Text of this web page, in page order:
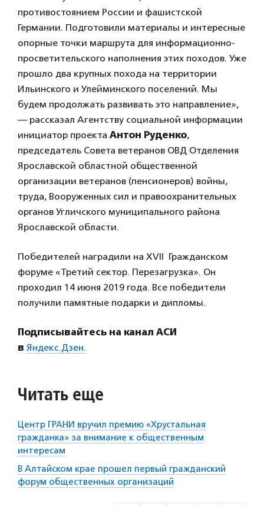
противостоянием России и фашистской
Германии. Подготовили материалы и интересные
опорные точки маршрута для информационно-
просветительского наполнения этих походов. Уже
прошло два крупных похода на территории
Ильинского и Улейминского поселений. Мы
будем продолжать развивать это направление»,
— рассказал Агентству социальной информации
инициатор проекта Антон Руденко,
председатель Совета ветеранов ОВД Отделения
Ярославской областной общественной
организации ветеранов (пенсионеров) войны,
труда, Вооруженных сил и правоохранительных
органов Угличского муниципального района
Ярославской области.
Победителей наградили на XVII Гражданском
форуме «Третий сектор. Перезагрузка». Он
проходил 14 июня 2019 года. Все победители
получили памятные подарки и дипломы.
Подписывайтесь на канал АСИ
в Яндекс.Дзен.
Читать еще
Центр ГРАНИ вручил премию «Хрустальная
гражданка» за внимание к общественным
интересам
В Алтайском крае прошел первый гражданский
форум общественных организаций